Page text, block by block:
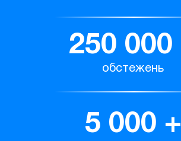
250 000
обстежень
5 000 +